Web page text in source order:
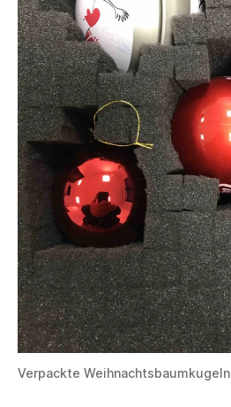
Verpackte Weihnachtsbaumkugeln